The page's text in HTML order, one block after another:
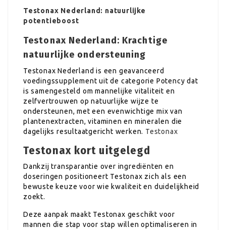
Testonax Nederland: natuurlijke
potentieboost
Testonax Nederland: Krachtige
natuurlijke ondersteuning
Testonax Nederland is een geavanceerd
voedingssupplement uit de categorie Potency dat
is samengesteld om mannelijke vitaliteit en
zelfvertrouwen op natuurlijke wijze te
ondersteunen, met een evenwichtige mix van
plantenextracten, vitaminen en mineralen die
dagelijks resultaatgericht werken. Testonax
Testonax kort uitgelegd
Dankzij transparantie over ingrediënten en
doseringen positioneert Testonax zich als een
bewuste keuze voor wie kwaliteit en duidelijkheid
zoekt.
Deze aanpak maakt Testonax geschikt voor
mannen die stap voor stap willen optimaliseren in